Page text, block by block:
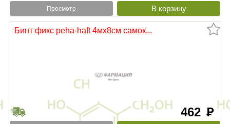
Просмотр
Бинт фикс peha-haft 4мх8см самок...
462 руб